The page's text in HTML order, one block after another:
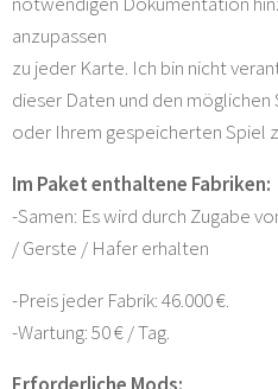
anzupassen
zu jeder Karte. Ich bin nicht
dieser Daten und den
oder Ihrem gespeicherten Spiel
Im Paket enthaltene Fabriken:
-Samen: Es wird durch Zugabe
/ Gerste / Hafer erhalten
-Preis jeder Fabrik: 46.000 €.
-Wartung: 50 € / Tag.